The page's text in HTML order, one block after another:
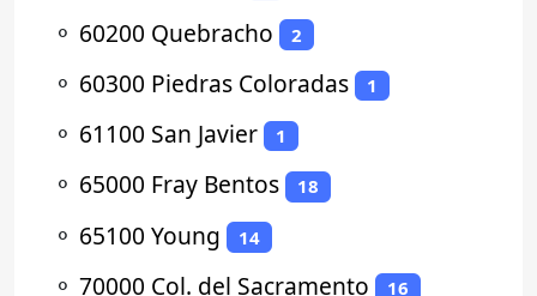
⚬ 60200 Quebracho 2
⚬ 60300 Piedras Coloradas 1
⚬ 61100 San Javier 1
⚬ 65000 Fray Bentos 18
⚬ 65100 Young 14
⚬ 70000 Col. del Sacramento 16